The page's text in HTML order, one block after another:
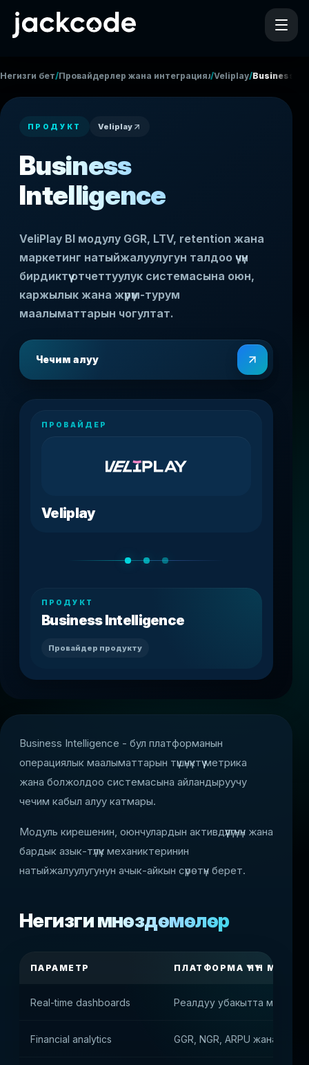
Негизги бет/Провайдерлер жана интеграциялар
/Veliplay/Business
ПРОДУКТ Veliplay
Business
Intelligence
VeliPlay BI модулу GGR, LTV, retention жана
маркетинг натыйжалуулугун талдоо үчүн
бирдиктүү отчеттуулук системасына оюн,
каржылык жана жүрүм-турум
маалыматтарын чогултат.
Чечим алуу
ПРОВАЙДЕР
Veliplay
ПРОДУКТ
Business Intelligence
Провайдер продукту
Business Intelligence - бул платформанын
операциялык маалыматтарын түшүнүктүү метрика
жана болжолдоо системасына айландыруучу
чечим кабыл алуу катмары.
Модуль кирешенин, оюнчулардын активдүүлүгүнүн жана
бардык азык-түлүк механиктеринин
натыйжалуулугунун ачык-айкын сүрөтүн берет.
Негизги мүнөздөмөлөрү
ПАРАМЕТР ПЛАТФОРМА ҮЧҮН
Real-time dashboards Реалдуу убакытта метрика
Financial analytics GGR, NGR, ARPU жана